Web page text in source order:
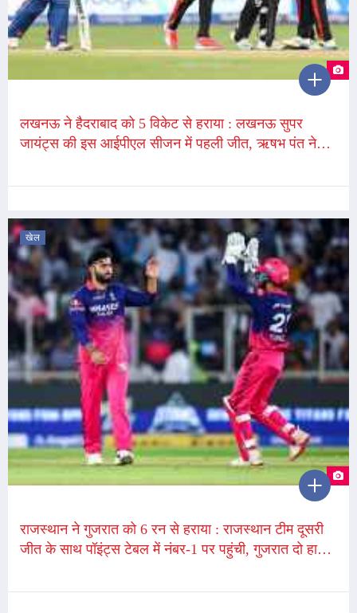
लखनऊ ने हैदराबाद को 5 विकेट से हराया : लखनऊ सुपर
जायंट्स की इस आईपीएल सीजन में पहली जीत, ऋषभ पंत ने
खेल
राजस्थान ने गुजरात को 6 रन से हराया : राजस्थान टीम दूसरी
जीत के साथ पॉइंट्स टेबल में नंबर-1 पर पहुंची, गुजरात दो हार